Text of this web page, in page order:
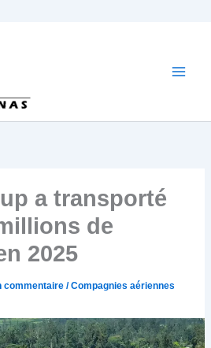
a transporté
de
2025
commentaire /Compagnies aériennes